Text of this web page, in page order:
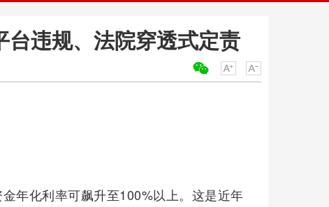
违规、法院穿透式定责
年化利率可飙升至100%以上。这是近年